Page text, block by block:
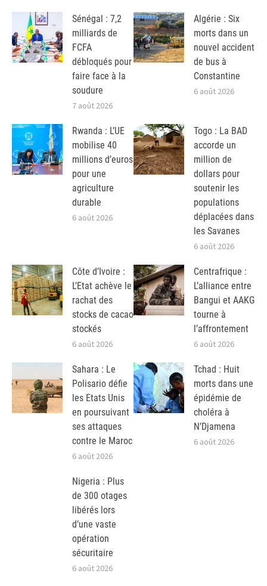
Sénégal : 7,2
milliards de
FCFA
débloqués pour
faire face à la
soudure
7 août 2026
Algérie : Six
morts dans un
nouvel accident
de bus à
Constantine
6 août 2026
Rwanda : L’UE
mobilise 40
millions d’euros
pour une
agriculture
durable
6 août 2026
Togo : La BAD
accorde un
million de
dollars pour
soutenir les
populations
déplacées dans
les Savanes
6 août 2026
Côte d’Ivoire :
L’Etat achève le
rachat des
stocks de cacao
stockés
6 août 2026
Centrafrique :
L’alliance entre
Bangui et AAKG
tourne à
l’affrontement
6 août 2026
Sahara : Le
Polisario défie
les Etats Unis
en poursuivant
ses attaques
contre le Maroc
6 août 2026
Tchad : Huit
morts dans une
épidémie de
choléra à
N’Djamena
6 août 2026
Nigeria : Plus
de 300 otages
libérés lors
d’une vaste
opération
sécuritaire
6 août 2026